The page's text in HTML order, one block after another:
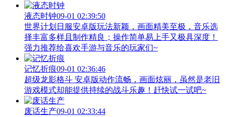
液态时钟09-01 02:39:50
世界计划日服安卓版玩法新颖，画面精美至极，音乐选
择丰富多样且制作精良；操作简单易上手又极具深度！
强力推荐给喜欢手游与音乐的玩家们~
记忆折痕09-01 02:36:46
超级龙影格斗 安卓版动作流畅，画面炫丽，虽然是老旧
游戏模式却能提供持续的战斗乐趣！赶快试一试吧~
废话生产09-01 02:33:44